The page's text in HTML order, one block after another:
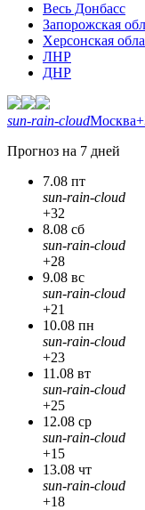
Весь Донбасс
Запорожская
Херсонская
ЛНР
ДНР
sun-rain-cloudМосква
Прогноз на 7 дней
7.08 пт
sun-rain-cloud
+32
8.08 сб
sun-rain-cloud
+28
9.08 вс
sun-rain-cloud
+21
10.08 пн
sun-rain-cloud
+23
11.08 вт
sun-rain-cloud
+25
12.08 ср
sun-rain-cloud
+15
13.08 чт
sun-rain-cloud
+18